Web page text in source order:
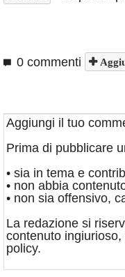
0 commenti
Aggiungi il tuo
Prima di pubblicare
• sia in tema e
• non abbia
• non sia offensivo,
La redazione si
contenuto
policy.